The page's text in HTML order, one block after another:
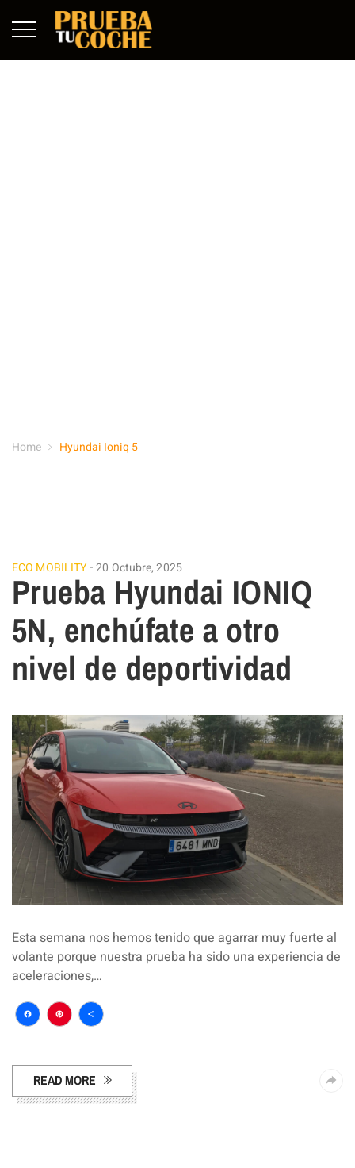
Home Hyundai Ioniq 5
ECO MOBILITY 20 Octubre, 2025
Prueba Hyundai IONIQ
5N, enchúfate a otro
nivel de deportividad
Esta semana nos hemos tenido que agarrar muy fuerte al
volante porque nuestra prueba ha sido una experiencia de
aceleraciones,…
Facebook
Pinterest
Compartir
READ MORE